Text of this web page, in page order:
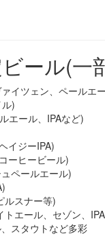
ール(一
イツェン、ペールエ
)
エール、IPAなど)
イジーIPA)
ーヒービール)
ペールエール)
ルスナー等)
エール、セゾン、
スタウトなど多彩